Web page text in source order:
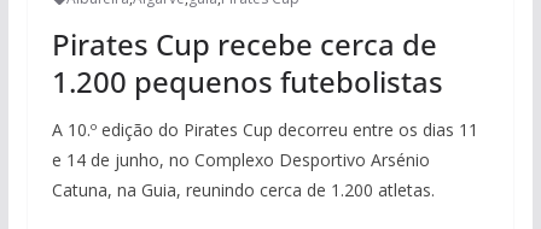
Pirates Cup recebe cerca de
1.200 pequenos futebolistas
A 10.º edição do Pirates Cup decorreu entre os dias 11
e 14 de junho, no Complexo Desportivo Arsénio
Catuna, na Guia, reunindo cerca de 1.200 atletas.